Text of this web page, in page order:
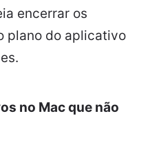
encerrar os
plano do aplicativo
no Mac que não